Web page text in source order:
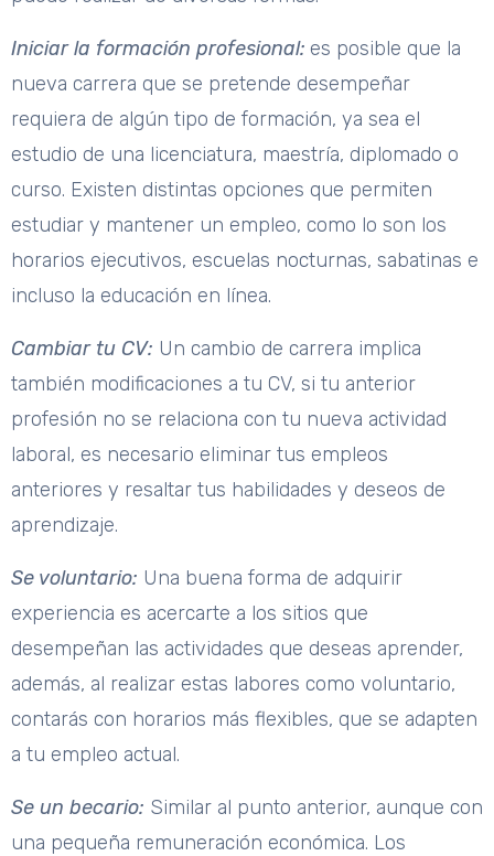
Iniciar la formación profesional: es posible que la
nueva carrera que se pretende desempeñar
requiera de algún tipo de formación, ya sea el
estudio de una licenciatura, maestría, diplomado o
curso. Existen distintas opciones que permiten
estudiar y mantener un empleo, como lo son los
horarios ejecutivos, escuelas nocturnas, sabatinas e
incluso la educación en línea.
Cambiar tu CV: Un cambio de carrera implica
también modificaciones a tu CV, si tu anterior
profesión no se relaciona con tu nueva actividad
laboral, es necesario eliminar tus empleos
anteriores y resaltar tus habilidades y deseos de
aprendizaje.
Se voluntario: Una buena forma de adquirir
experiencia es acercarte a los sitios que
desempeñan las actividades que deseas aprender,
además, al realizar estas labores como voluntario,
contarás con horarios más flexibles, que se adapten
a tu empleo actual.
Se un becario: Similar al punto anterior, aunque con
una pequeña remuneración económica. Los